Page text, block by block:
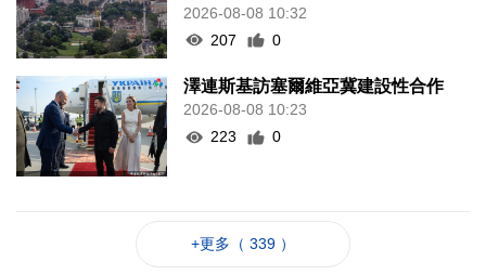
2026-08-08 10:32
207
0
澤連斯基訪塞爾維亞冀建設性合作
2026-08-08 10:23
223
0
+更多（ 339 ）